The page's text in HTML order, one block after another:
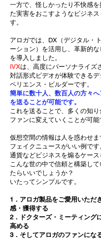
一方で、怪しかったり不快感を
た実害をおこすようなビジネス
す。
アロガでは、DX（デジタル・
ーション）を活用し、革新的
を導入しました。
iVXは、高度にパーソナライズ
対話形式ビデオが体験できる
ペリエンス・ビルダーです。
簡単に数十人、数百人の方々
を送ることが可能です。
これを送ることで、多くの知
ファンに変えていくことが可能
仮想空間の情報は人を惑わせま
フェイクニュースがいい例で
通貨などビジネスを煽るケース
こんな世の中で信頼と構築し
たらいいでしょうか？
いたってシンプルです。
1．アロガ製品をご愛用いただ
感・獲得する
2．ドクターズ・ミーティング
高める
3．そしてアロガのファンにな